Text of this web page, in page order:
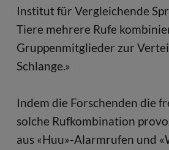
Institut für Vergleichende
Tiere mehrere Rufe
Gruppenmitglieder zur
Schlange.»
Indem die Forschenden die
solche Rufkombination
aus «Huu»-Alarmrufen und